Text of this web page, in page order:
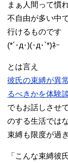
まぁ人間って慣
不自由が多い中
行けるものです
(*´･д･)(･д･`*)ﾈｰ
とは言え
彼氏の束縛が異
るべきかを体験
でもお話しさせ
のする生活では
束縛も限度が過
「こんな束縛彼